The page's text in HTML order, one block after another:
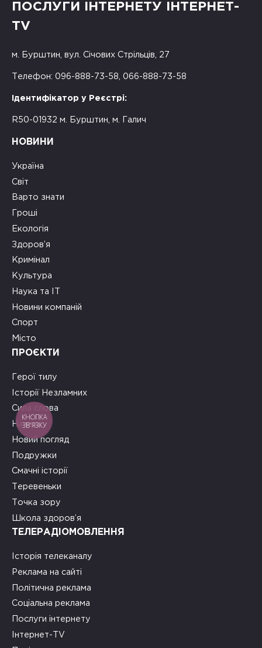
ПОСЛУГИ ІНТЕРНЕТУ ІНТЕРНЕТ-
TV
м. Бурштин, вул. Січових Стрільців, 27
Телефон: 096-888-73-58, 066-888-73-58
Ідентифікатор у Реєстрі:
R50-01932 м. Бурштин, м. Галич
НОВИНИ
Україна
Світ
Варто знати
Гроші
Екологія
Здоров’я
Кримінал
Культура
Наука та ІТ
Новини компаній
Спорт
Місто
ПРОЄКТИ
Герої тилу
Історії Незламних
Сила слова
На часі
Новий погляд
Подружки
Смачні історії
Теревеньки
Точка зору
Школа здоров’я
ТЕЛЕРАДІОМОВЛЕННЯ
Історія телеканалу
Реклама на сайті
Політична реклама
Соціальна реклама
Послуги інтернету
Інтернет-TV
КНОПКА
ЗВ'ЯЗКУ